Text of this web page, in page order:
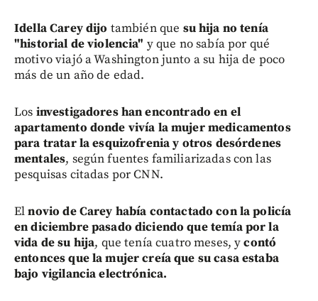
Idella Carey dijo también que su hija no tenía
"historial de violencia" y que no sabía por qué
motivo viajó a Washington junto a su hija de poco
más de un año de edad.
Los investigadores han encontrado en el
apartamento donde vivía la mujer medicamentos
para tratar la esquizofrenia y otros desórdenes
mentales, según fuentes familiarizadas con las
pesquisas citadas por CNN.
Elnovio de Carey había contactado con la policía
en diciembre pasado diciendo que temía por la
vida de su hija, que tenía cuatro meses, ycontó
entonces que la mujer creía que su casa estaba
bajo vigilancia electrónica.